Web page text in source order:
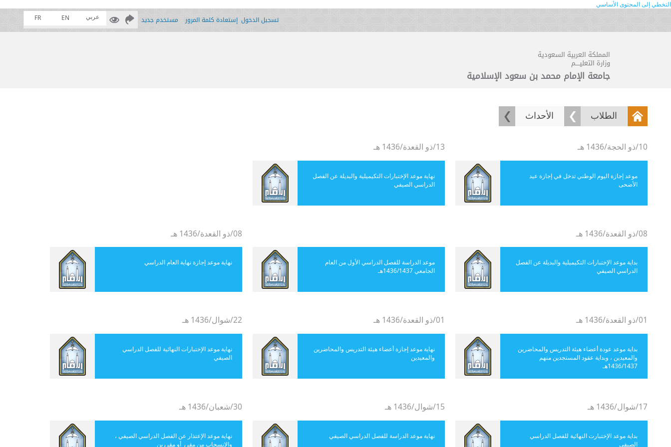
التخطي إلى المحتوى الأساسي
عربي
EN
FR مستخدم جديد إستعادة كلمة المرور تسجيل الدخول
المملكة العربية السعودية
وزارة التعليــــم
جامعة الإمام محمد بن سعود الإسلامية
الطلاب الأحداث
10/ذو الحجة/1436 هـ
موعد إجازة اليوم الوطني تدخل في إجازة عيد
الأضحى
13/ذو القعدة/1436 هـ
نهاية موعد الإختبارات التكيميلية والبديلة عن الفصل
الدراسي الصيفي
08/ذو القعدة/1436 هـ
بداية موعد الإختبارات التكيميلية والبديلة عن الفصل
الدراسي الصيفي
موعد الدراسة للفصل الدراسي الأول من العام
الجامعي 1436/1437هـ
08/ذو القعدة/1436 هـ
نهاية موعد إجازة نهاية العام الدراسي
01/ذو القعدة/1436 هـ
بداية موعد عودة أعضاء هيئة التدريس والمحاضرين
والمعيدين ، وبداية عقود المستجدين منهم
1436/1437هـ
01/ذو القعدة/1436 هـ
نهاية موعد إجازة أعضاء هيئة التدريس والمحاضرين
والمعيدين
22/شوال/1436 هـ
نهاية موعد الإختبارات النهائية للفصل الدراسي
الصيفي
17/شوال/1436 هـ
بداية موعد الإختبارت النهائية للفصل الدراسي
الصيفي
15/شوال/1436 هـ
نهاية موعد الدراسة للفصل الدراسي الصيفي
30/شعبان/1436 هـ
نهاية موعد الإعتذار عن الفصل الدراسي الصيفي ،
والإنسحاب من مقرر أو مقررين